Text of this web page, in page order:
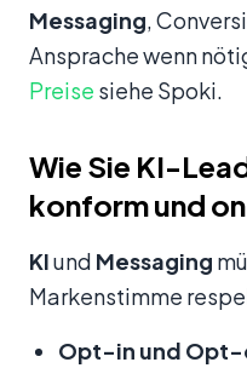
Messaging,
Ansprache wenn
Preise siehe Spoki.
Wie Sie KI-
konform und
KIund Messaging
Markenstimme
Opt-in und